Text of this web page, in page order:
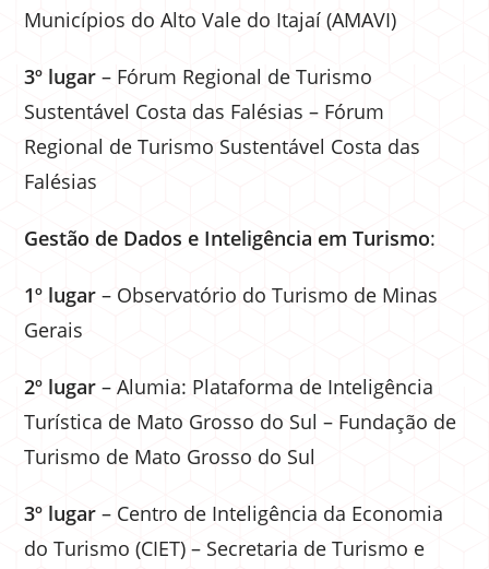
Municípios do Alto Vale do Itajaí (AMAVI)
3º lugar – Fórum Regional de Turismo
Sustentável Costa das Falésias – Fórum
Regional de Turismo Sustentável Costa das
Falésias
Gestão de Dados e Inteligência em Turismo:
1º lugar – Observatório do Turismo de Minas
Gerais
2º lugar – Alumia: Plataforma de Inteligência
Turística de Mato Grosso do Sul – Fundação de
Turismo de Mato Grosso do Sul
3º lugar – Centro de Inteligência da Economia
do Turismo (CIET) – Secretaria de Turismo e